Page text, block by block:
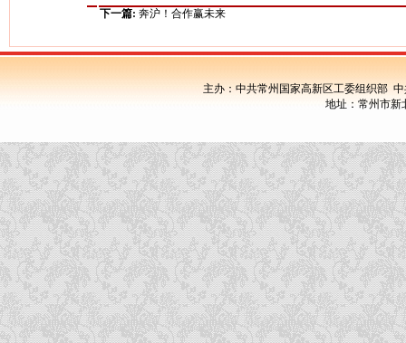
下一篇: 奔沪！合作赢未来
主办：中共常州国家高新区工委组织部
地址：常州市